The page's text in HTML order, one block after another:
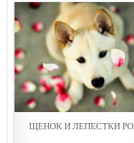
ЩЕНOК И ЛЕПЕСТКИ